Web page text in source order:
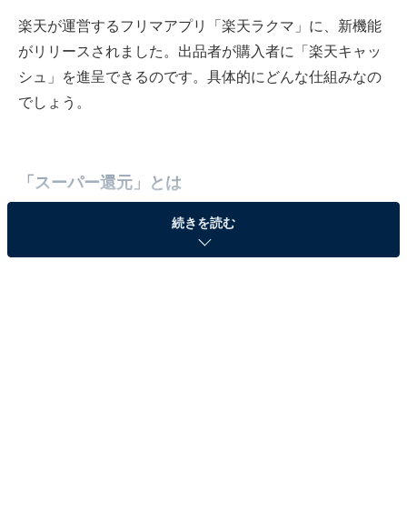
楽天が運営するフリマアプリ「楽天ラクマ」に、新機能
がリリースされました。出品者が購入者に「楽天キャッ
シュ」を進呈できるのです。具体的にどんな仕組みなの
でしょう。
「スーパー還元」とは
楽天ラクマの新機能「スーパー還元」は、一定の期間に
全ての出品者が還元率に応じた売上金の一部を購入者に
続きを読む